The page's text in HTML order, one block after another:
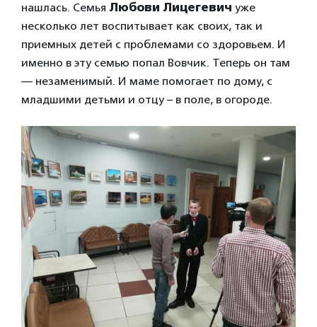
нашлась. Семья Любови Лицегевич уже
несколько лет воспитывает как своих, так и
приемных детей с проблемами со здоровьем. И
именно в эту семью попал Вовчик. Теперь он там
— незаменимый. И маме помогает по дому, с
младшими детьми и отцу – в поле, в огороде.